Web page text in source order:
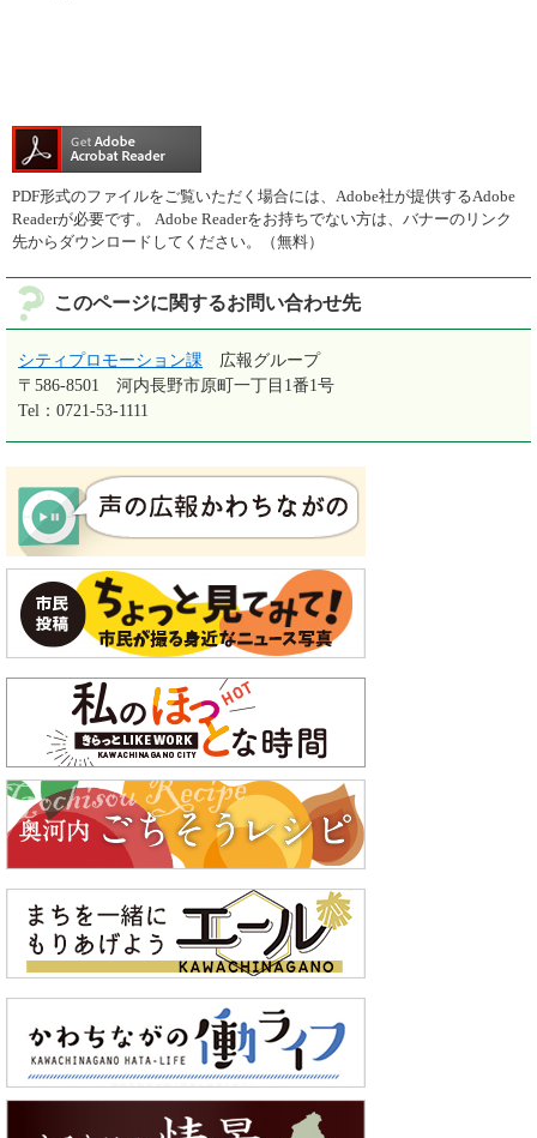
PDF形式のファイルをご覧いただく場合には、Adobe社が提供するAdobe
Readerが必要です。
Adobe Readerをお持ちでない方は、バナーのリンク
先からダウンロードしてください。（無料）
このページに関するお問い合わせ先
シティプロモーション課
広報グループ
〒586-8501
河内長野市原町一丁目1番1号
Tel：0721-53-1111